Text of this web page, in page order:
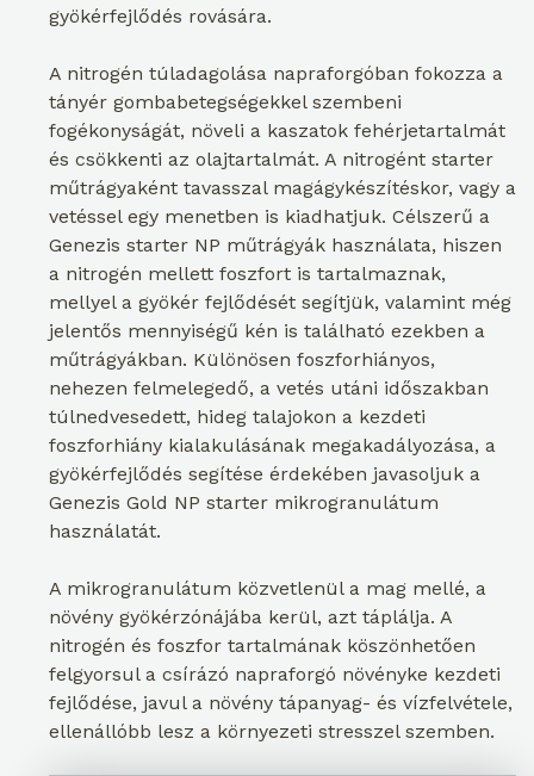
gyökérfejlődés rovására.
A nitrogén túladagolása napraforgóban fokozza a
tányér gombabetegségekkel szembeni
fogékonyságát, növeli a kaszatok fehérjetartalmát
és csökkenti az olajtartalmát. A nitrogént starter
műtrágyaként tavasszal magágykészítéskor, vagy a
vetéssel egy menetben is kiadhatjuk. Célszerű a
Genezis starter NP műtrágyák használata, hiszen
a nitrogén mellett foszfort is tartalmaznak,
mellyel a gyökér fejlődését segítjük, valamint még
jelentős mennyiségű kén is található ezekben a
műtrágyákban. Különösen foszforhiányos,
nehezen felmelegedő, a vetés utáni időszakban
túlnedvesedett, hideg talajokon a kezdeti
foszforhiány kialakulásának megakadályozása, a
gyökérfejlődés segítése érdekében javasoljuk a
Genezis Gold NP starter mikrogranulátum
használatát.
A mikrogranulátum közvetlenül a mag mellé, a
növény gyökérzónájába kerül, azt táplálja. A
nitrogén és foszfor tartalmának köszönhetően
felgyorsul a csírázó napraforgó növényke kezdeti
fejlődése, javul a növény tápanyag- és vízfelvétele,
ellenállóbb lesz a környezeti stresszel szemben.